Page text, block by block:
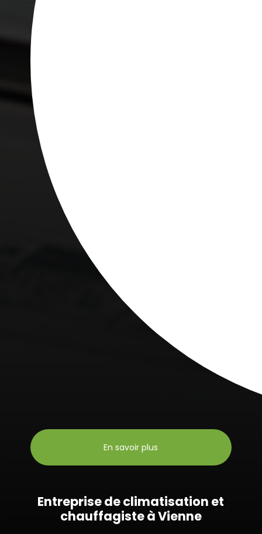
En savoir plus
Entreprise de climatisation et
chauffagiste à Vienne